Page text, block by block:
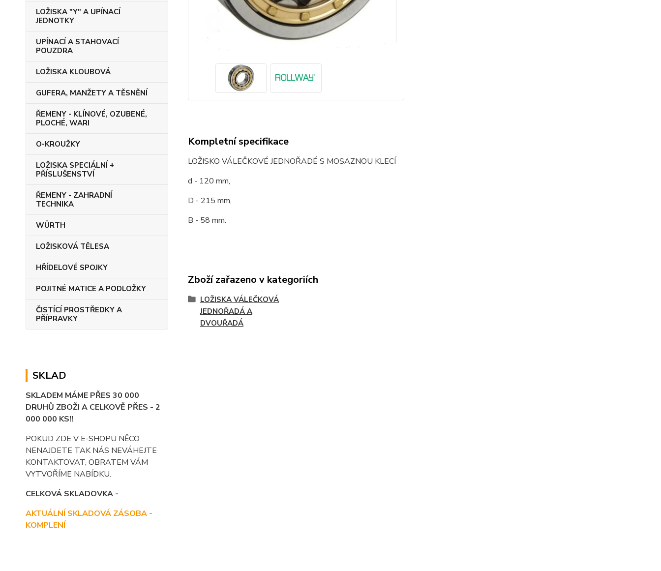
LOŽISKA "Y" A UPÍNACÍ
JEDNOTKY
UPÍNACÍ A STAHOVACÍ
POUZDRA
LOŽISKA KLOUBOVÁ
GUFERA, MANŽETY A TĚSNĚNÍ
ŘEMENY - KLÍNOVÉ, OZUBENÉ,
PLOCHÉ, WARI
O-KROUŽKY
LOŽISKA SPECIÁLNÍ +
PŘÍSLUŠENSTVÍ
ŘEMENY - ZAHRADNÍ
TECHNIKA
WÜRTH
LOŽISKOVÁ TĚLESA
HŘÍDELOVÉ SPOJKY
POJITNÉ MATICE A PODLOŽKY
ČISTÍCÍ PROSTŘEDKY A
PŘÍPRAVKY
SKLAD
SKLADEM MÁME PŘES 30 000
DRUHŮ ZBOŽI A CELKOVĚ PŘES - 2
000 000 KS!!
POKUD ZDE V E-SHOPU NĚCO
NENAJDETE TAK NÁS NEVÁHEJTE
KONTAKTOVAT, OBRATEM VÁM
VYTVOŘÍME NABÍDKU.
CELKOVÁ SKLADOVKA -
AKTUÁLNÍ SKLADOVÁ ZÁSOBA -
KOMPLENÍ
Kompletní specifikace
LOŽISKO VÁLEČKOVÉ JEDNOŘADÉ S MOSAZNOU KLECÍ
d - 120 mm,
D - 215 mm,
B - 58 mm.
Zboží zařazeno v kategoriích
LOŽISKA VÁLEČKOVÁ
JEDNOŘADÁ A
DVOUŘADÁ